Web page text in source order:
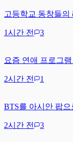
고등학교 동창들의
1시간 전 3
요즘 연애 프로그
2시간 전 1
BTS를 아시안 팝으
2시간 전 3